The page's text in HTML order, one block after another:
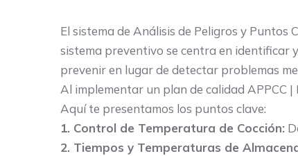
El sistema de Análisis de Peligros y Puntos
sistema preventivo se centra en identificar
prevenir en lugar de detectar problemas
Al implementar un plan de calidad APPCC
Aquí te presentamos los puntos clave:
1. Control de Temperatura de Cocción:
2. Tiempos y Temperaturas de